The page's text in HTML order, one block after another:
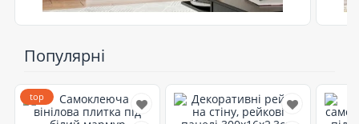
Популярні
top